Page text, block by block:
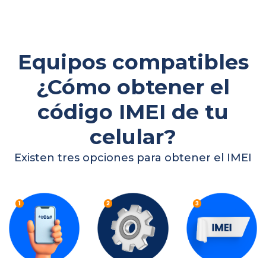
Equipos compatibles
¿Cómo obtener el
código IMEI de tu
celular?
Existen tres opciones para obtener el IMEI